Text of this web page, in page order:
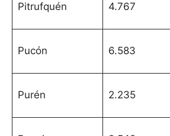
Pitrufquén 4.767
Pucón 6.583
Purén 2.235